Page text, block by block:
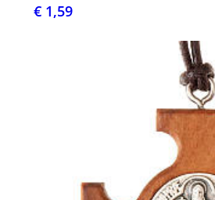
€ 1,59